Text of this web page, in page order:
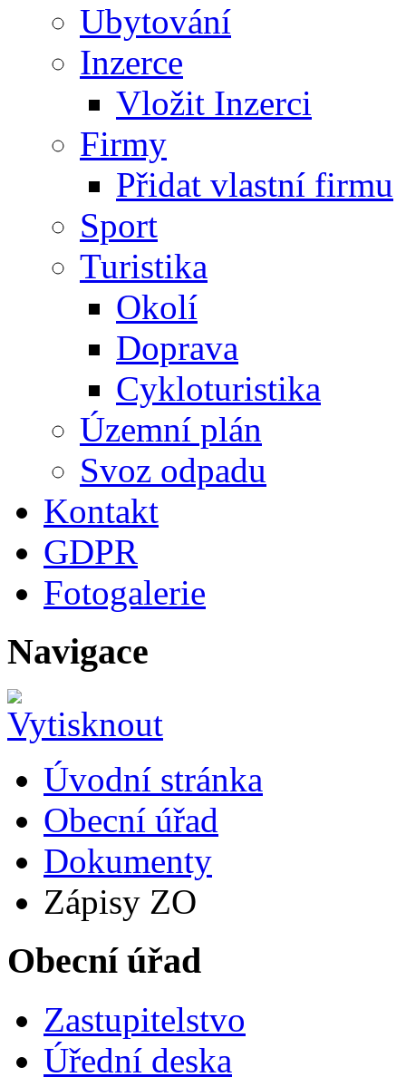
Ubytování
Inzerce
Vložit Inzerci
Firmy
Přidat vlastní firmu
Sport
Turistika
Okolí
Doprava
Cykloturistika
Územní plán
Svoz odpadu
Kontakt
GDPR
Fotogalerie
Navigace
Úvodní stránka
Obecní úřad
Dokumenty
Zápisy ZO
Obecní úřad
Zastupitelstvo
Úřední deska